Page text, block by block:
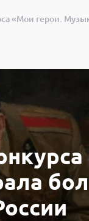
«Мои герои.